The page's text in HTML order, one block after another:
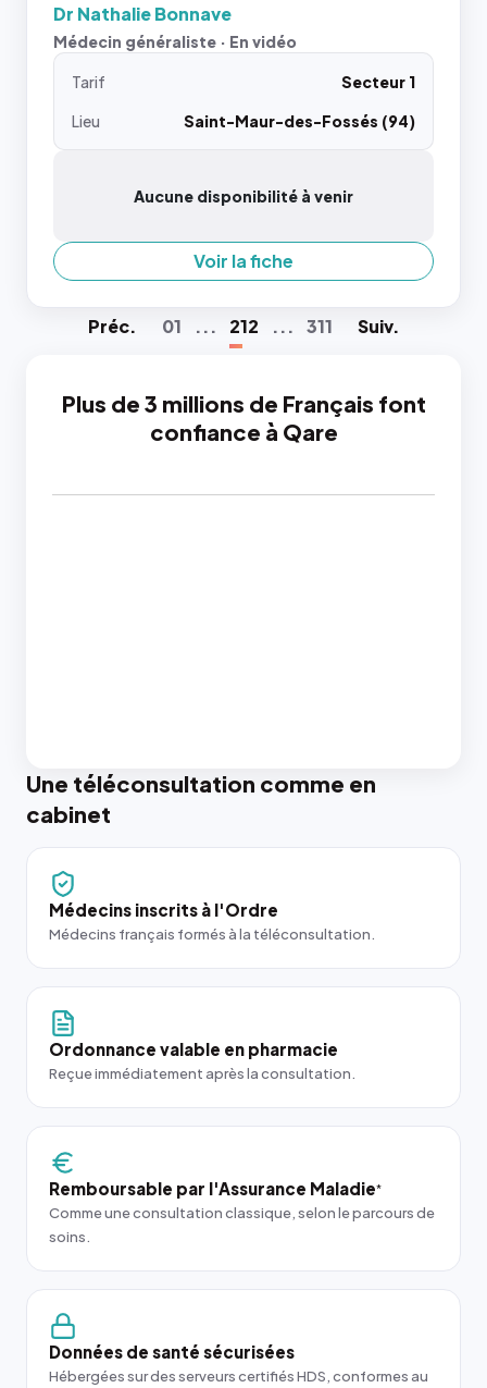
Dr Nathalie Bonnave
Médecin généraliste · En vidéo
Tarif
Secteur 1
Lieu
Saint-Maur-des-Fossés (94)
Aucune disponibilité à venir
Voir la fiche
Préc. 01 ... 212 ... 311 Suiv.
Plus de 3 millions de Français font
confiance à Qare
Une téléconsultation comme en
cabinet
Médecins inscrits à l'Ordre
Médecins français formés à la téléconsultation.
Ordonnance valable en pharmacie
Reçue immédiatement après la consultation.
Remboursable par l'Assurance Maladie*
Comme une consultation classique, selon le parcours de
soins.
Données de santé sécurisées
Hébergées sur des serveurs certifiés HDS, conformes au